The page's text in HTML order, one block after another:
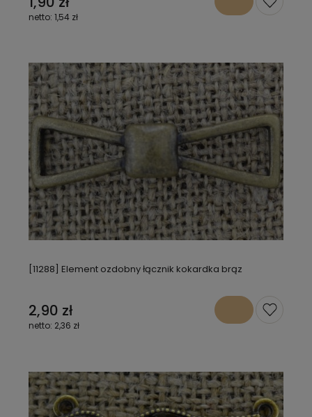
1,54 zł
[11288] Element ozdobny łącznik kokardka brąz
2,90 zł
2,36 zł